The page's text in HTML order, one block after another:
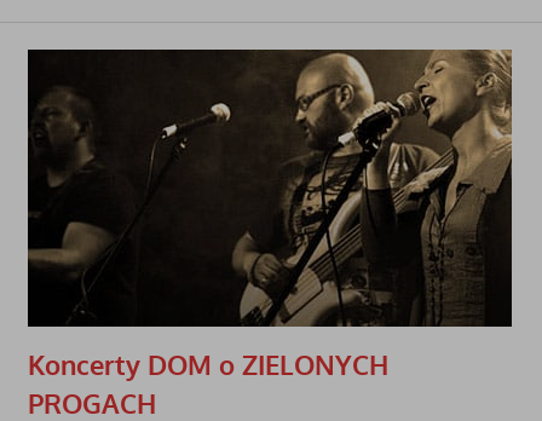
Koncerty DOM o ZIELONYCH
PROGACH